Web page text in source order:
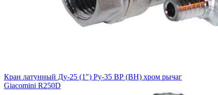
Кран латунный Ду-25 (1″) Ру-35 ВР (ВН) хром рычаг
Giacomini R250D